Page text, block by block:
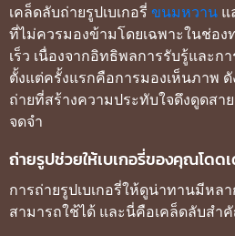
เคล็ดลับถ่ายรูปเบเกอรี่ ขนมหวาน แ
ที่ไม่ควรมองข้ามโดยเฉพาะในช่อง
เร็ว เนื่องจากอิทธิพลการรับรู้และ
ตั้งแต่ครั้งแรกคือการมองเห็นภาพ
ถ่ายที่สร้างความประทับใจดึงดูดสา
จดจำ
ถ่ายรูปช่วยให้เบเกอรี่ของคุณโดด
การถ่ายรูปเบเกอรี่ให้ดูน่าทานมีห
สามารถใช้ได้ และนี่คือเคล็ดลับสำ